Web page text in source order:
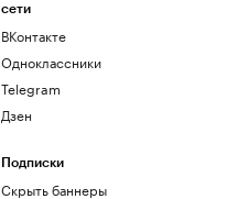
сети
ВКонтакте
Одноклассники
Telegram
Дзен
Подписки
Скрыть баннеры